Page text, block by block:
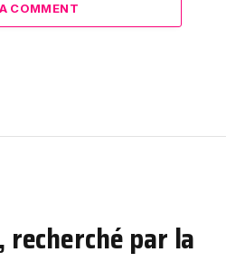
COMMENT
recherché par la